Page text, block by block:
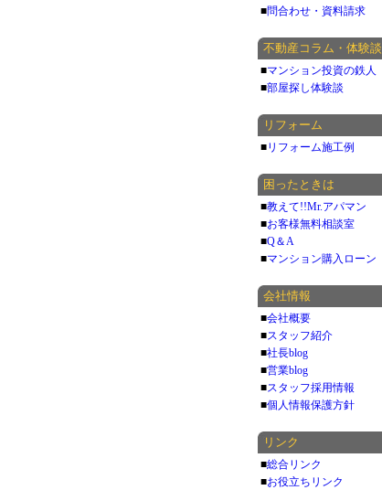
■問合わせ・資料請求
不動産コラム・体験談
■マンション投資の鉄人
■部屋探し体験談
リフォーム
■リフォーム施工例
困ったときは
■教えて!!Mr.アパマン
■お客様無料相談室
■Q＆A
■マンション購入ローン
会社情報
■会社概要
■スタッフ紹介
■社長blog
■営業blog
■スタッフ採用情報
■個人情報保護方針
リンク
■総合リンク
■お役立ちリンク